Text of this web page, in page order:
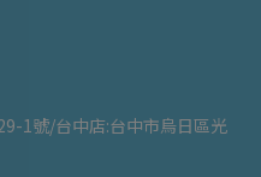
1號/台中店:台中市烏日區光